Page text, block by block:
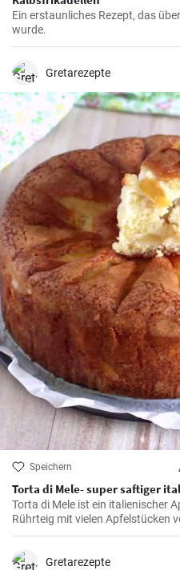
Ein erstaunliches Rezept, das
wurde.
Gretarezepte
Speichern
Torta di Mele- super saftiger
Torta di Mele ist ein italienischer
Rührteig mit vielen Apfelstücken
Dieser super fluffige-weiche
Gretarezepte